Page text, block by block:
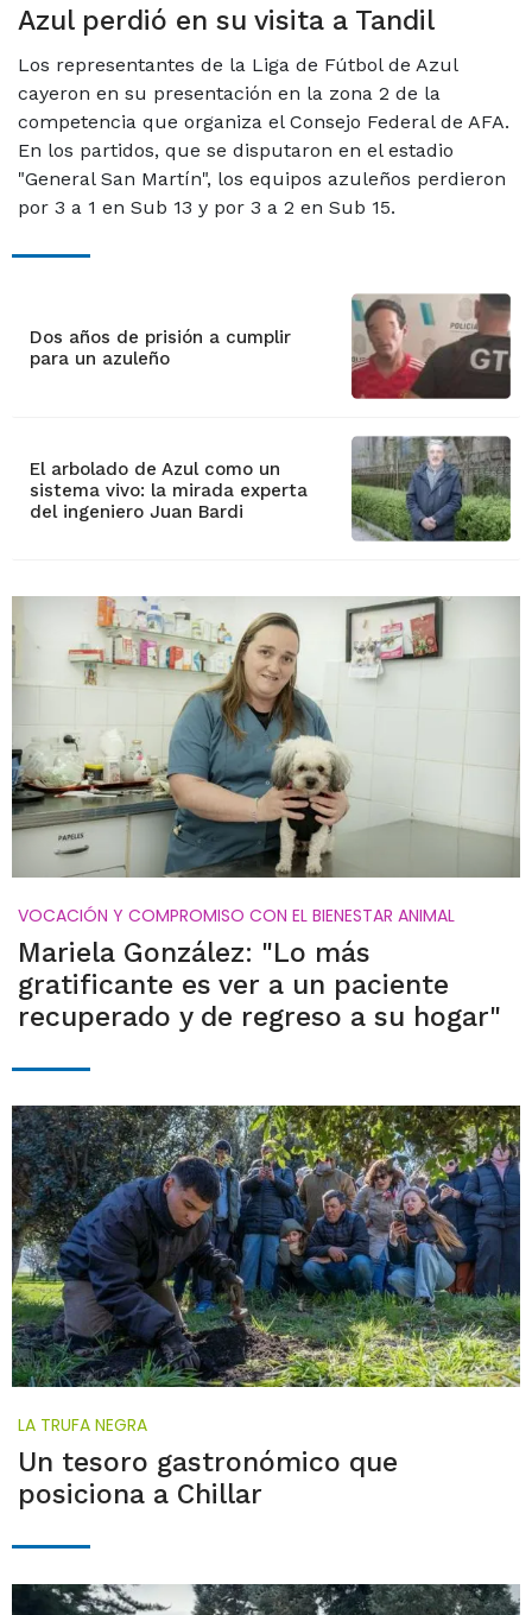
Azul perdió en su visita a Tandil
Los representantes de la Liga de Fútbol de Azul
cayeron en su presentación en la zona 2 de la
competencia que organiza el Consejo Federal de AFA.
En los partidos, que se disputaron en el estadio
"General San Martín", los equipos azuleños perdieron
por 3 a 1 en Sub 13 y por 3 a 2 en Sub 15.
Dos años de prisión a cumplir
para un azuleño
El arbolado de Azul como un
sistema vivo: la mirada experta
del ingeniero Juan Bardi
VOCACIÓN Y COMPROMISO CON EL BIENESTAR ANIMAL
Mariela González: "Lo más
gratificante es ver a un paciente
recuperado y de regreso a su hogar"
LA TRUFA NEGRA
Un tesoro gastronómico que
posiciona a Chillar